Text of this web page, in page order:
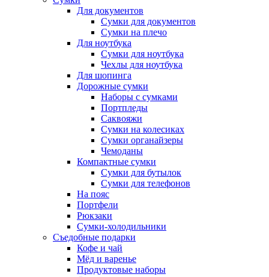
Для документов
Сумки для документов
Сумки на плечо
Для ноутбука
Сумки для ноутбука
Чехлы для ноутбука
Для шопинга
Дорожные сумки
Наборы с сумками
Портпледы
Саквояжи
Сумки на колесиках
Сумки органайзеры
Чемоданы
Компактные сумки
Сумки для бутылок
Сумки для телефонов
На пояс
Портфели
Рюкзаки
Сумки-холодильники
Съедобные подарки
Кофе и чай
Мёд и варенье
Продуктовые наборы